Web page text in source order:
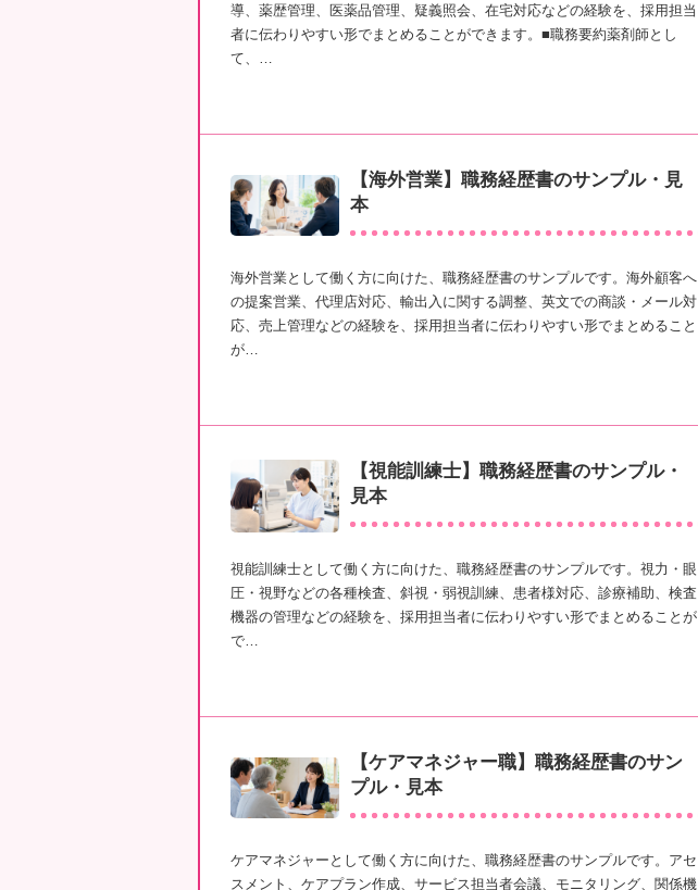
導、薬歴管理、医薬品管理、疑義照会、在宅対応などの経験を、採用担当
者に伝わりやすい形でまとめることができます。■職務要約薬剤師とし
て、…
【海外営業】職務経歴書のサンプル・見
本
海外営業として働く方に向けた、職務経歴書のサンプルです。海外顧客へ
の提案営業、代理店対応、輸出入に関する調整、英文での商談・メール対
応、売上管理などの経験を、採用担当者に伝わりやすい形でまとめること
が…
【視能訓練士】職務経歴書のサンプル・
見本
視能訓練士として働く方に向けた、職務経歴書のサンプルです。視力・眼
圧・視野などの各種検査、斜視・弱視訓練、患者様対応、診療補助、検査
機器の管理などの経験を、採用担当者に伝わりやすい形でまとめることが
で…
【ケアマネジャー職】職務経歴書のサン
プル・見本
ケアマネジャーとして働く方に向けた、職務経歴書のサンプルです。アセ
スメント、ケアプラン作成、サービス担当者会議、モニタリング、関係機